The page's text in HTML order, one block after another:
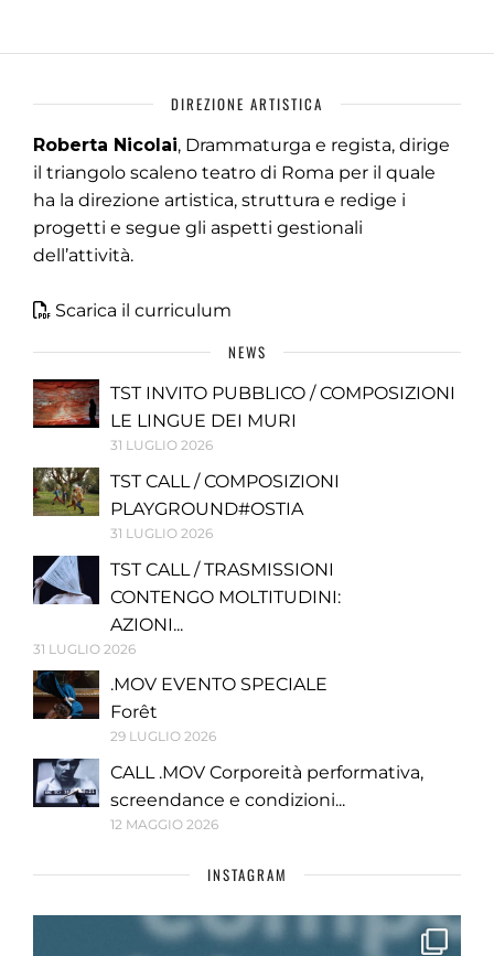
DIREZIONE ARTISTICA
Roberta Nicolai, Drammaturga e regista, dirige
il triangolo scaleno teatro di Roma per il quale
ha la direzione artistica, struttura e redige i
progetti e segue gli aspetti gestionali
dell’attività.
Scarica il curriculum
NEWS
TST INVITO PUBBLICO / COMPOSIZIONI
LE LINGUE DEI MURI
31 LUGLIO 2026
TST CALL / COMPOSIZIONI
PLAYGROUND#OSTIA
31 LUGLIO 2026
TST CALL / TRASMISSIONI
CONTENGO MOLTITUDINI:
AZIONI...
31 LUGLIO 2026
.MOV EVENTO SPECIALE
Forêt
29 LUGLIO 2026
CALL .MOV Corporeità performativa,
screendance e condizioni...
12 MAGGIO 2026
INSTAGRAM